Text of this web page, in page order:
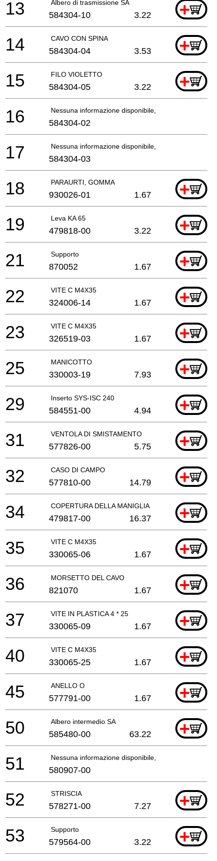
Albero di trasmissione SA +
13 584304-10 3.22
CAVO CON SPINA +
14 584304-04 3.53
FILO VIOLETTO +
15 584304-05 3.22
Nessuna informazione disponibile, non ordinabile
16 584304-02
Nessuna informazione disponibile, non ordinabile
17 584304-03
PARAURTI, GOMMA +
18 930026-01 1.67
Leva KA 65 +
19 479818-00 3.22
Supporto +
21 870052 1.67
VITE C M4X35 +
22 324006-14 1.67
VITE C M4X35 +
23 326519-03 1.67
MANICOTTO +
25 330003-19 7.93
Inserto SYS-ISC 240 +
29 584551-00 4.94
VENTOLA DI SMISTAMENTO +
31 577826-00 5.75
CASO DI CAMPO +
32 577810-00 14.79
COPERTURA DELLA MANIGLIA +
34 479817-00 16.37
VITE C M4X35 +
35 330065-06 1.67
MORSETTO DEL CAVO +
36 821070 1.67
VITE IN PLASTICA 4 * 25 +
37 330065-09 1.67
VITE C M4X35 +
40 330065-25 1.67
ANELLO O +
45 577791-00 1.67
Albero intermedio SA +
50 585480-00 63.22
Nessuna informazione disponibile, non ordinabile
51 580907-00
STRISCIA +
52 578271-00 7.27
Supporto +
53 579564-00 3.22